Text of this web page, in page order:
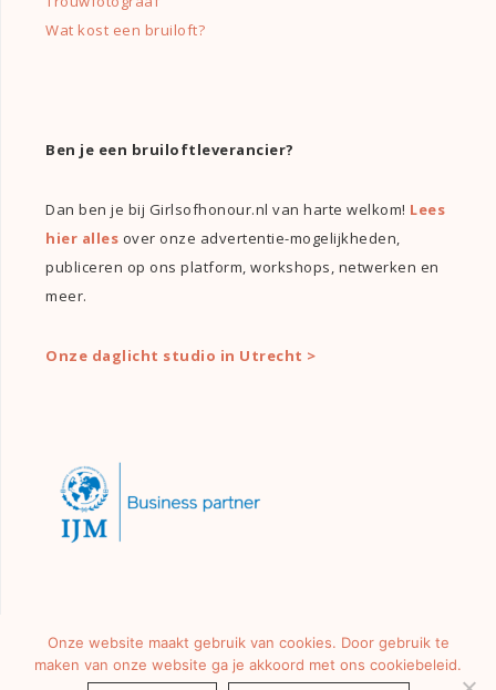
Wat kost een bruiloft?
Ben je een bruiloftleverancier?
Dan ben je bij Girlsofhonour.nl van harte welkom! Lees
hier alles over onze advertentie-mogelijkheden,
publiceren op ons platform, workshops, netwerken en
meer.
Onze daglicht studio in Utrecht >
Onze website maakt gebruik van cookies. Door gebruik te
maken van onze website ga je akkoord met ons cookiebeleid.